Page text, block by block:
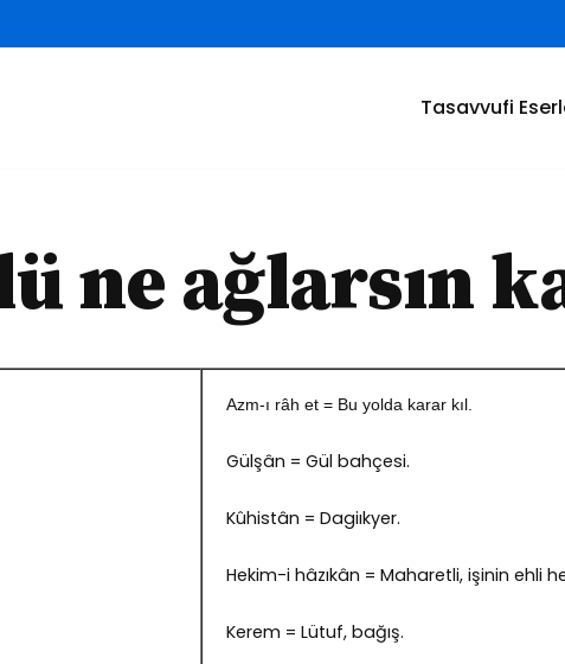
Tasavvufi
ne ağlarsın
Azm-ı râh et = Bu yolda karar kıl.
Gülşân = Gül bahçesi.
Kûhistân = Dagiıkyer.
Hekim-i hâzıkân = Maharetli, işinin ehli
Kerem = Lütuf, bağış.